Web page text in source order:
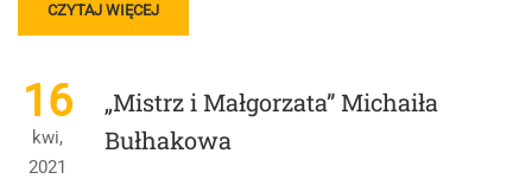
READ
MORE
WILLIAM
SHAKESPEARE
„MAKBET”
CZYTAJ WIĘCEJ
16
kwi,
2021
„Mistrz i Małgorzata” Michaiła
Bułhakowa